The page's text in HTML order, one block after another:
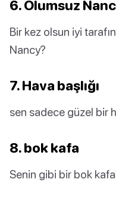
6. Olumsuz
Bir kez olsun iyi
Nancy?
7. Hava başlığı
sen sadece güzel bir
8. bok kafa
Senin gibi bir bok